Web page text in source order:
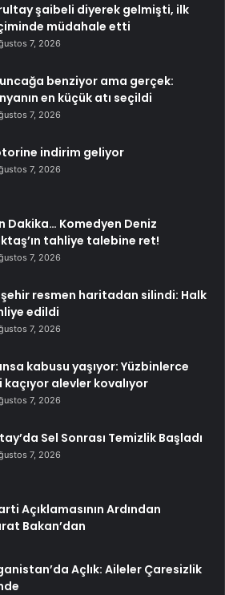
şaibeli diyerek gelmişti, ilk
müdahale etti
7, 2026
benziyor ama gerçek:
en küçük atı seçildi
7, 2026
indirim geliyor
7, 2026
Dakika… Komedyen Deniz
tahliye talebine ret!
7, 2026
şehir resmen haritadan silindi: Halk
edildi
7, 2026
kabusu yaşıyor: Yüzbinlerce
kaçıyor alevler kovalıyor
7, 2026
Sel Sonrası Temizlik Başladı
7, 2026
Açıklamasının Ardından
Bakan’dan
Açlık: Aileler Çaresizlik